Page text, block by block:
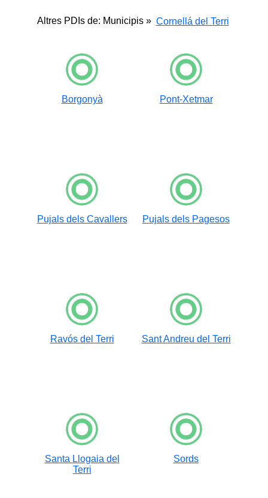
Altres PDIs de: Municipis » Cornellá del Terri
Borgonyà Pont-Xetmar
Pujals dels Cavallers Pujals dels Pagesos
Ravós del Terri Sant Andreu del Terri
Santa Llogaia del
Terri
Sords